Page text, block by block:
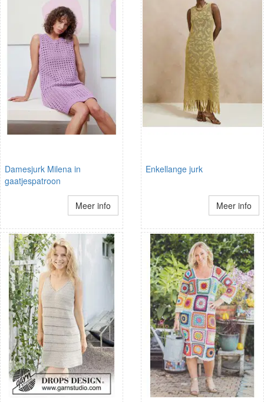
Damesjurk Milena in
gaatjespatroon
Meer info
Enkellange jurk
Meer info